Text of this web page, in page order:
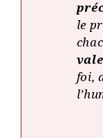
le
foi,